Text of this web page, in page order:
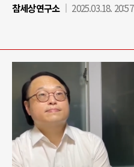
참세상연구소
2025.03.18. 20:57